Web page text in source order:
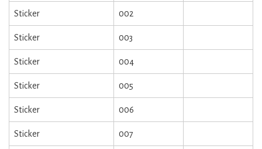
Sticker 002
Sticker 003
Sticker 004
Sticker 005
Sticker 006
Sticker 007